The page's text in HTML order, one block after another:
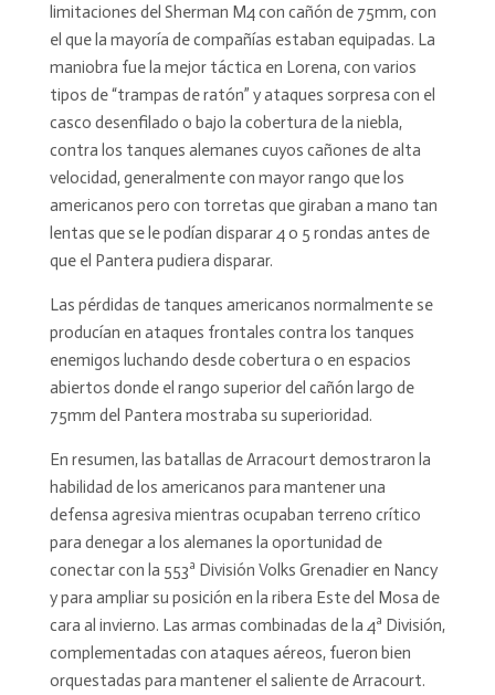
limitaciones del Sherman M4 con cañón de 75mm, con
el que la mayoría de compañías estaban equipadas. La
maniobra fue la mejor táctica en Lorena, con varios
tipos de “trampas de ratón” y ataques sorpresa con el
casco desenfilado o bajo la cobertura de la niebla,
contra los tanques alemanes cuyos cañones de alta
velocidad, generalmente con mayor rango que los
americanos pero con torretas que giraban a mano tan
lentas que se le podían disparar 4 o 5 rondas antes de
que el Pantera pudiera disparar.
Las pérdidas de tanques americanos normalmente se
producían en ataques frontales contra los tanques
enemigos luchando desde cobertura o en espacios
abiertos donde el rango superior del cañón largo de
75mm del Pantera mostraba su superioridad.
En resumen, las batallas de Arracourt demostraron la
habilidad de los americanos para mantener una
defensa agresiva mientras ocupaban terreno crítico
para denegar a los alemanes la oportunidad de
conectar con la 553ª División Volks Grenadier en Nancy
y para ampliar su posición en la ribera Este del Mosa de
cara al invierno. Las armas combinadas de la 4ª División,
complementadas con ataques aéreos, fueron bien
orquestadas para mantener el saliente de Arracourt.